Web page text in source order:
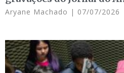
Aryane Machado 07/07/2026